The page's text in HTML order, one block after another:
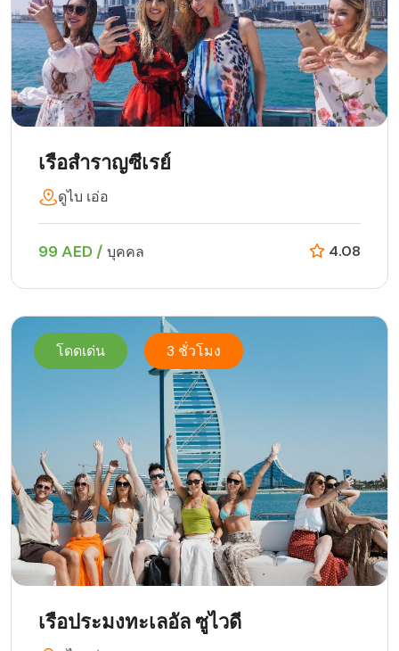
เรือสำราญซีเรย์
ดูไบ เอ่อ
99 AED / บุคคล 4.08
โดดเด่น 3 ชั่วโมง
เรือประมงทะเลอัล ซูไวดี